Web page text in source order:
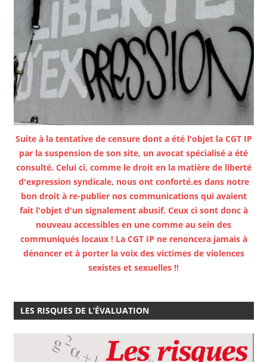
Suite à la tentative de censure dont a été l'objet la CGT IP
par la suspension de son site, un avocat spécialisé a été
consulté. Celui ci, comme le droit en la matière de liberté
d'expression syndicale, nous ont conforté.es dans notre
bon droit à re-publier nos communications qui avaient
fait l'objet d'un signalement abusif. Ceux ci sont donc à
nouveau accessibles en une comme au sein des
communiqués locaux ! La CGT IP ne renoncera jamais à
dénoncer et à porter la voix des victimes de violences
sexistes et sexuelles !!
LES RISQUES DE L’ÉVALUATION